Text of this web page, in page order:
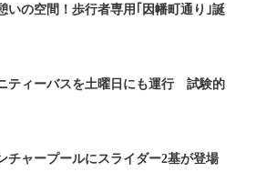
いの空間！歩行者専用｢因幡町通り｣誕
ティーバスを土曜日にも運行 試験的
チャープールにスライダー2基が登場